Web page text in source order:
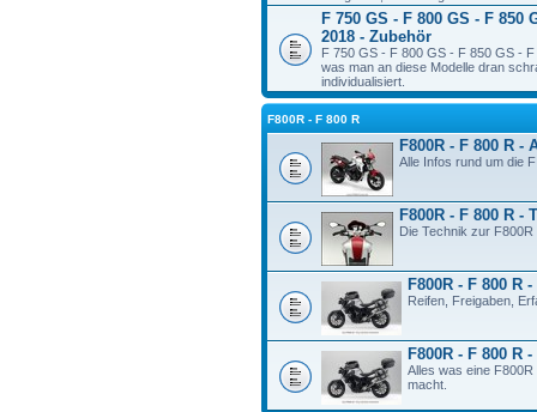
F 750 GS - F 800 GS - F 850
2018 - Zubehör
F 750 GS - F 800 GS - F 850 GS -
was man an diese Modelle dran
individualisiert.
F800R - F 800 R
F800R - F 800 R -
Alle Infos rund um die
F800R - F 800 R -
Die Technik zur
F800R - F 800 R
Reifen, Freigaben,
F800R - F 800 R
Alles was eine
macht.